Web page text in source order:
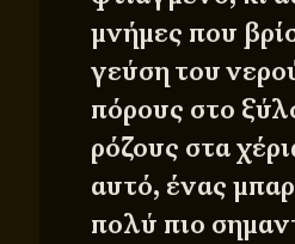
μνήμες που
γεύση του
πόρους στο
ρόζους στα
αυτό, ένας
πολύ πιο